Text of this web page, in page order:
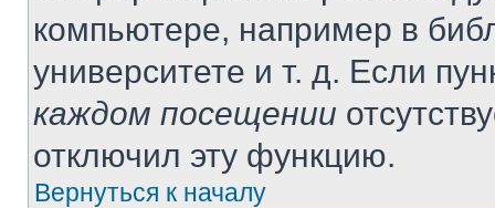
компьютере, например в
университете и т. д. Если
каждом посещении
отключил эту функцию.
Вернуться к началу